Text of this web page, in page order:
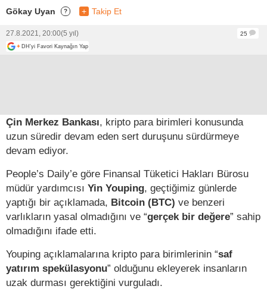
Gökay Uyan ? + Takip Et
27.8.2021, 20:00(5 yıl)
25
+ DH'yi Favori Kaynağın Yap
Çin Merkez Bankası, kripto para birimleri konusunda
uzun süredir devam eden sert duruşunu sürdürmeye
devam ediyor.
People’s Daily’e göre Finansal Tüketici Hakları Bürosu
müdür yardımcısı Yin Youping, geçtiğimiz günlerde
yaptığı bir açıklamada, Bitcoin (BTC) ve benzeri
varlıkların yasal olmadığını ve “gerçek bir değere” sahip
olmadığını ifade etti.
Youping açıklamalarına kripto para birimlerinin “saf
yatırım spekülasyonu” olduğunu ekleyerek insanların
uzak durması gerektiğini vurguladı.